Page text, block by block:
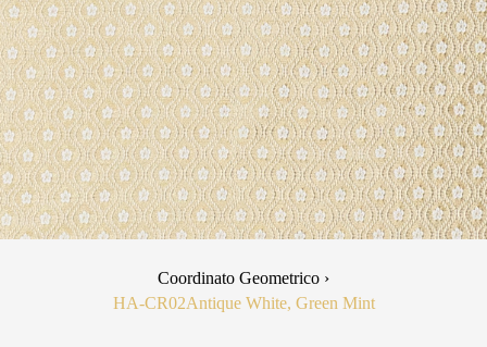
Coordinato Geometrico ›
HA-CR02Antique White, Green Mint